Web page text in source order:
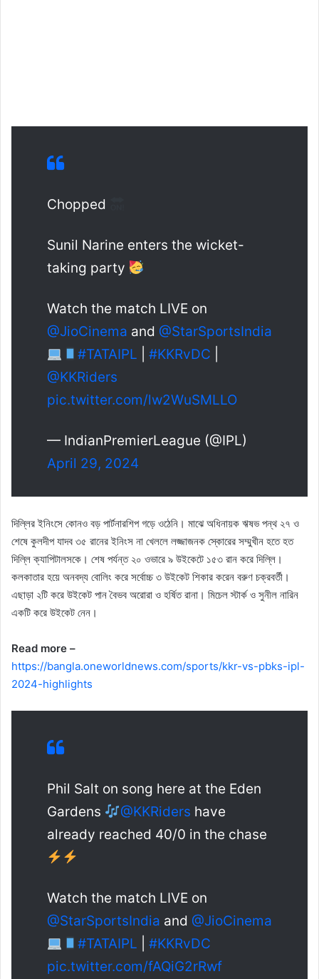
Chopped
Sunil Narine enters the wicket-
taking party
Watch the match LIVE on
@JioCinema and @StarSportsIndia
#TATAIPL |#KKRvDC
@KKRiders
pic.twitter.com/lw2WuSMLLO
— IndianPremierLeague (@IPL)
April 29, 2024
দিল্লির ইনিংসে কোনও বড় পার্টনারশিপ গড়ে ওঠেনি। মাঝে অধিনায়ক ঋষভ পন্থ ২৭ ও
শেষে কুলদীপ যাদব ৩৫ রানের ইনিংস না খেললে লজ্জাজনক স্কোরের সম্মুখীন হতে হত
দিল্লি ক্যাপিটালসকে। শেষ পর্যন্ত ২০ ওভারে ৯ উইকেটে ১৫৩ রান করে দিল্লি।
কলকাতার হয়ে অনবদ্য বোলিং করে সর্বোচ্চ ৩ উইকেট শিকার করেন বরুণ চক্রবর্তী।
এছাড়া ২টি করে উইকেট পান বৈভব অরোরা ও হর্ষিত রানা। মিচেল স্টার্ক ও সুনীল নারিন
একটি করে উইকেট নেন।
Read more –
https://bangla.oneworldnews.com/sports/kkr-vs-pbks-ipl-
2024-highlights
Phil Salt on song here at the Eden
Gardens
@KKRiders have
already reached 40/0 in the chase
Watch the match LIVE on
@StarSportsIndia and @JioCinema
#TATAIPL |#KKRvDC
pic.twitter.com/fAQiG2rRwf